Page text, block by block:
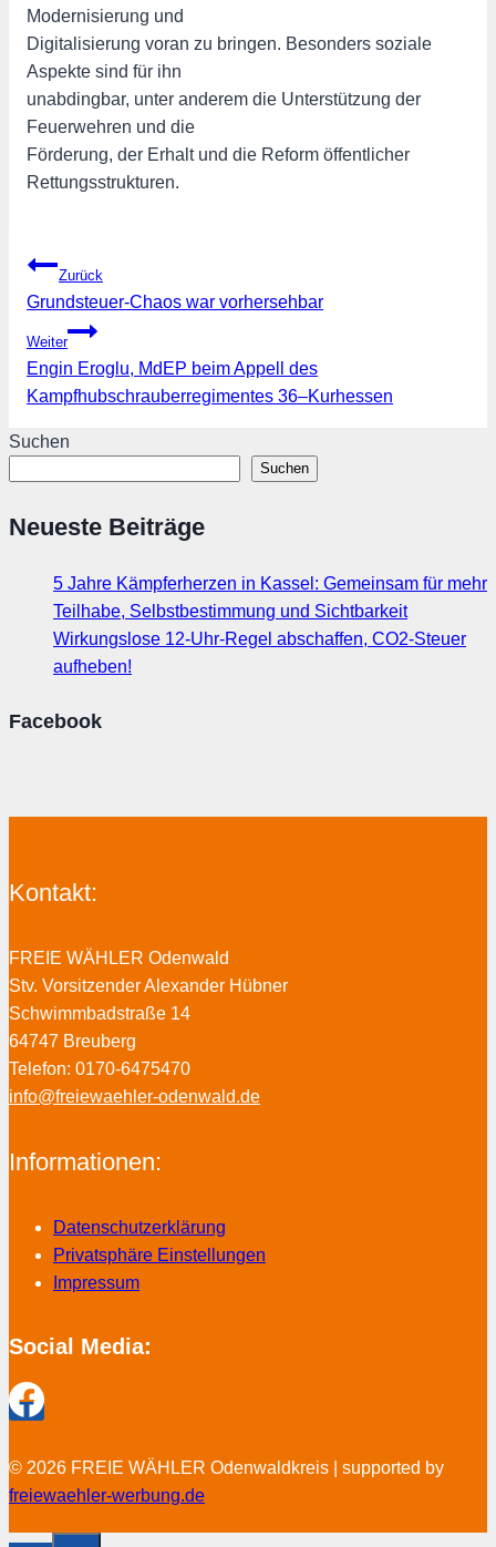
Modernisierung und
Digitalisierung voran zu bringen. Besonders soziale
Aspekte sind für ihn
unabdingbar, unter anderem die Unterstützung der
Feuerwehren und die
Förderung, der Erhalt und die Reform öffentlicher
Rettungsstrukturen.
Beitragsnavigation
Zurück
Grundsteuer-Chaos war vorhersehbar
Weiter
Engin Eroglu, MdEP beim Appell des
Kampfhubschrauberregimentes 36–Kurhessen
Suchen
Suchen
Neueste Beiträge
5 Jahre Kämpferherzen in Kassel: Gemeinsam für mehr
Teilhabe, Selbstbestimmung und Sichtbarkeit
Wirkungslose 12-Uhr-Regel abschaffen, CO2-Steuer
aufheben!
Facebook
Kontakt:
FREIE WÄHLER Odenwald
Stv. Vorsitzender Alexander Hübner
Schwimmbadstraße 14
64747 Breuberg
Telefon: 0170-6475470
info@freiewaehler-odenwald.de
Informationen:
Datenschutzerklärung
Privatsphäre Einstellungen
Impressum
Social Media:
© 2026 FREIE WÄHLER Odenwaldkreis | supported by
freiewaehler-werbung.de